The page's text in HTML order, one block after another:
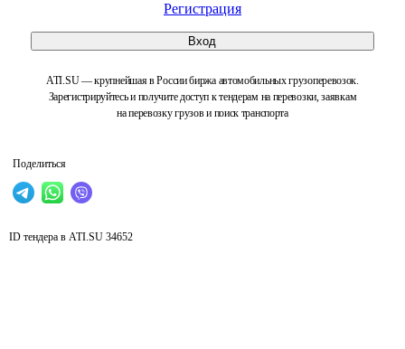
Регистрация
Вход
ATI.SU — крупнейшая в России биржа автомобильных грузоперевозок.
Зарегистрируйтесь и получите доступ к тендерам на перевозки, заявкам
на перевозку грузов и поиск транспорта
Поделиться
ID тендера в ATI.SU 34652